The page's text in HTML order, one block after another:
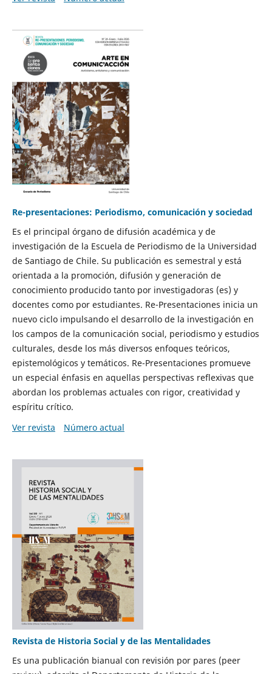
Re-presentaciones: Periodismo, comunicación y sociedad
Es el principal órgano de difusión académica y de
investigación de la Escuela de Periodismo de la Universidad
de Santiago de Chile. Su publicación es semestral y está
orientada a la promoción, difusión y generación de
conocimiento producido tanto por investigadoras (es) y
docentes como por estudiantes. Re-Presentaciones inicia un
nuevo ciclo impulsando el desarrollo de la investigación en
los campos de la comunicación social, periodismo y estudios
culturales, desde los más diversos enfoques teóricos,
epistemológicos y temáticos. Re-Presentaciones promueve
un especial énfasis en aquellas perspectivas reflexivas que
abordan los problemas actuales con rigor, creatividad y
espíritu crítico.
Ver revista
Número actual
Revista de Historia Social y de las Mentalidades
Es una publicación bianual con revisión por pares (peer